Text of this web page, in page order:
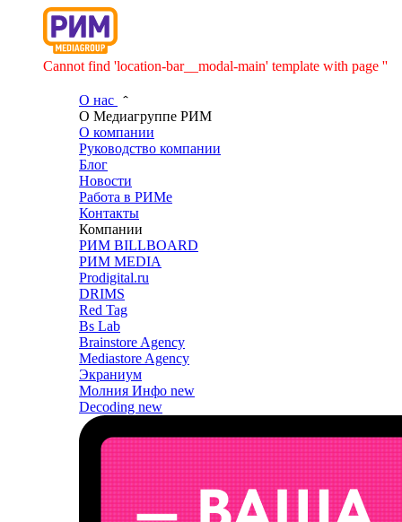
Cannot find 'location-bar__modal-main' template with page ''
О нас
О Медиагруппе РИМ
О компании
Руководство компании
Блог
Новости
Работа в РИМе
Контакты
Компании
РИМ BILLBOARD
РИМ MEDIA
Prodigital.ru
DRIMS
Red Tag
Bs Lab
Brainstore Agency
Mediastore Agency
Экраниум
Молния Инфо new
Decoding new